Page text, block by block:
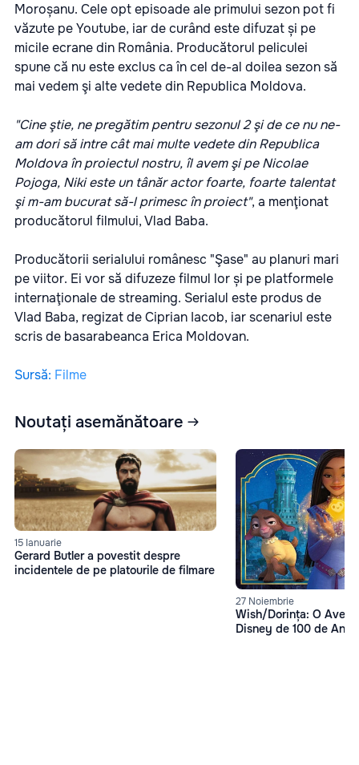
Moroșanu. Cele opt episoade ale primului sezon pot fi
văzute pe Youtube, iar de curând este difuzat și pe
micile ecrane din România. Producătorul peliculei
spune că nu este exclus ca în cel de-al doilea sezon să
mai vedem şi alte vedete din Republica Moldova.
"Cine ştie, ne pregătim pentru sezonul 2 şi de ce nu ne-
am dori să intre cât mai multe vedete din Republica
Moldova în proiectul nostru, îl avem şi pe Nicolae
Pojoga, Niki este un tânăr actor foarte, foarte talentat
şi m-am bucurat să-l primesc în proiect", a menţionat
producătorul filmului, Vlad Baba.
Producătorii serialului românesc "Şase" au planuri mari
pe viitor. Ei vor să difuzeze filmul lor și pe platformele
internaţionale de streaming. Serialul este produs de
Vlad Baba, regizat de Ciprian Iacob, iar scenariul este
scris de basarabeanca Erica Moldovan.
Sursă: Filme
Noutați asemănătoare
15 Ianuarie
Gerard Butler a povestit despre
incidentele de pe platourile de filmare
27 Noiembrie
Wish/Dorința: O
Disney de 100 de Ani